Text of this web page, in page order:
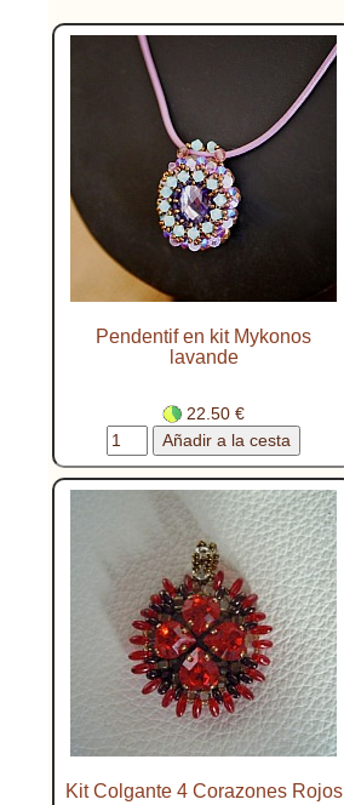
Pendentif en kit Mykonos
lavande
22.50 €
Kit Colgante 4 Corazones Rojos